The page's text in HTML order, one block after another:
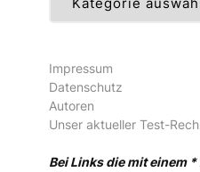
Impressum
Datenschutz
Autoren
Unser aktueller Test-
Bei Links die mit einem